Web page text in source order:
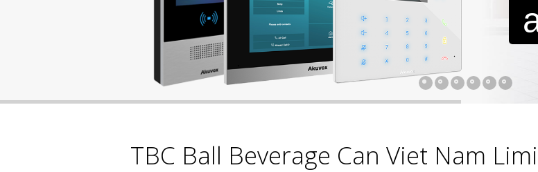
TBC Ball Beverage Can Viet Nam